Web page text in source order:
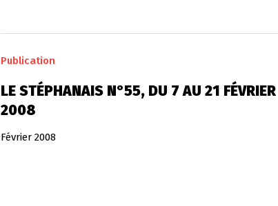
Publication
LE STÉPHANAIS N°55, DU 7 AU 21 FÉVRIER
2008
Février 2008